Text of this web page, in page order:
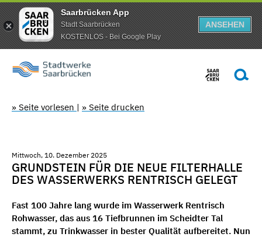
Saarbrücken App
Stadt Saarbrücken
KOSTENLOS - Bei Google Play
ANSEHEN
» Seite vorlesen | » Seite drucken
Mittwoch, 10. Dezember 2025
GRUNDSTEIN FÜR DIE NEUE FILTERHALLE
DES WASSERWERKS RENTRISCH GELEGT
Fast 100 Jahre lang wurde im Wasserwerk Rentrisch
Rohwasser, das aus 16 Tiefbrunnen im Scheidter Tal
stammt, zu Trinkwasser in bester Qualität aufbereitet. Nun